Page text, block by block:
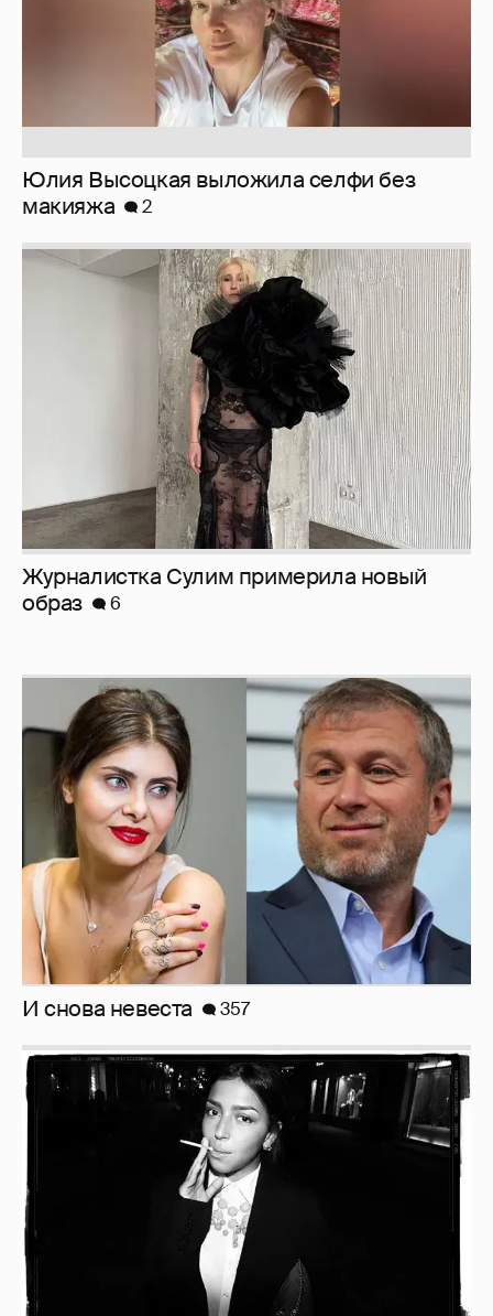
Юлия Высоцкая выложила селфи без
макияжа
2
Журналистка Сулим примерила новый
образ
6
И снова невеста 357